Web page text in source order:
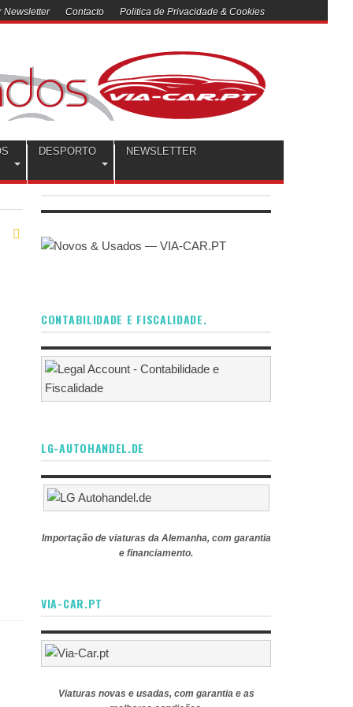
Newsletter Contacto Politica de Privacidade & Cookies
DESPORTO NEWSLETTER
CONTABILIDADE E FISCALIDADE.
LG-AUTOHANDEL.DE
Importação de viaturas da Alemanha, com garantia
e financiamento.
VIA-CAR.PT
Viaturas novas e usadas, com garantia e as